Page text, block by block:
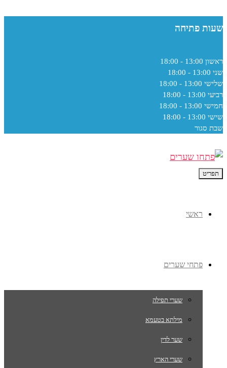
שעות פתיחה
ראשון 13:00 - 18:00
שני 13:00 - 18:00
שלישי 13:00 - 18:00
רביעי 13:00 - 18:00
חמישי 13:00 - 18:00
שישי 13:00 - 18:00
שבת סגור
תפריט
ראשי
פתחי שערים
שערי תפילה
מילתא בטעמא
שער לדין
שערי הארץ